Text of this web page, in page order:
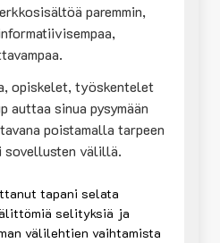
paremmin,
opiskelet, työskentelet
auttaa sinua pysymään
poistamalla tarpeen
sovellusten välillä.
tapani selata
selityksiä ja
välilehtien vaihtamista